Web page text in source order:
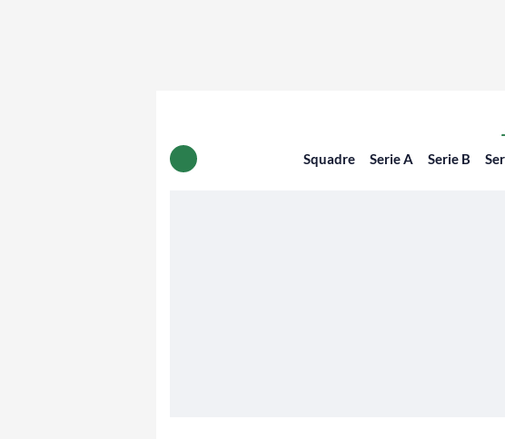
Squadre Serie A Serie B